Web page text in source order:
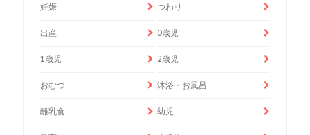
妊娠 つわり
出産 0歳児
1歳児 2歳児
おむつ 沐浴・お風呂
離乳食 幼児